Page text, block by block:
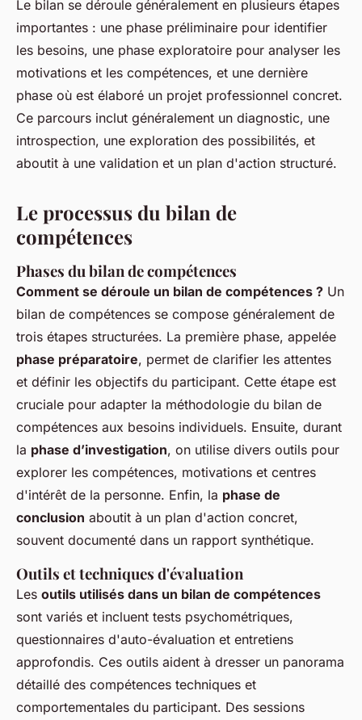
Le bilan se déroule généralement en plusieurs étapes
importantes : une phase préliminaire pour identifier
les besoins, une phase exploratoire pour analyser les
motivations et les compétences, et une dernière
phase où est élaboré un projet professionnel concret.
Ce parcours inclut généralement un diagnostic, une
introspection, une exploration des possibilités, et
aboutit à une validation et un plan d'action structuré.
Le processus du bilan de
compétences
Phases du bilan de compétences
Comment se déroule un bilan de compétences ? Un
bilan de compétences se compose généralement de
trois étapes structurées. La première phase, appelée
phase préparatoire, permet de clarifier les attentes
et définir les objectifs du participant. Cette étape est
cruciale pour adapter la méthodologie du bilan de
compétences aux besoins individuels. Ensuite, durant
la phase d’investigation, on utilise divers outils pour
explorer les compétences, motivations et centres
d'intérêt de la personne. Enfin, la phase de
conclusion aboutit à un plan d'action concret,
souvent documenté dans un rapport synthétique.
Outils et techniques d'évaluation
Les outils utilisés dans un bilan de compétences
sont variés et incluent tests psychométriques,
questionnaires d'auto-évaluation et entretiens
approfondis. Ces outils aident à dresser un panorama
détaillé des compétences techniques et
comportementales du participant. Des sessions